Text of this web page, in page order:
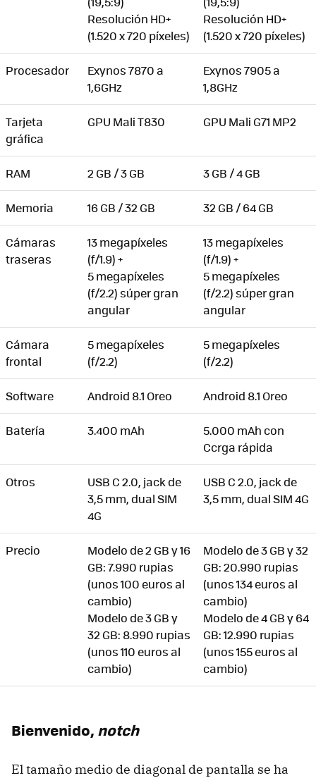
Resolución HD+
(1.520 x 720 píxeles)
Resolución HD+
(1.520 x 720 píxeles)
Procesador
Exynos 7870 a
1,6GHz
Exynos 7905 a
1,8GHz
Tarjeta
gráfica
GPU Mali T830 GPU Mali G71 MP2
RAM 2 GB / 3 GB 3 GB / 4 GB
Memoria 16 GB / 32 GB 32 GB / 64 GB
Cámaras
traseras
13 megapíxeles
(f/1.9) +
5 megapíxeles
(f/2.2) súper gran
angular
13 megapíxeles
(f/1.9) +
5 megapíxeles
(f/2.2) súper gran
angular
Cámara
frontal
5 megapíxeles
(f/2.2)
5 megapíxeles
(f/2.2)
Software Android 8.1 Oreo Android 8.1 Oreo
Batería 3.400 mAh
5.000 mAh con
Ccrga rápida
Otros
USB C 2.0, jack de
3,5 mm, dual SIM
4G
USB C 2.0, jack de
3,5 mm, dual SIM 4G
Precio
Modelo de 2 GB y 16
GB: 7.990 rupias
(unos 100 euros al
cambio)
Modelo de 3 GB y
32 GB: 8.990 rupias
(unos 110 euros al
cambio)
Modelo de 3 GB y 32
GB: 20.990 rupias
(unos 134 euros al
cambio)
Modelo de 4 GB y 64
GB: 12.990 rupias
(unos 155 euros al
cambio)
Bienvenido,notch
El tamaño medio de diagonal de pantalla se ha